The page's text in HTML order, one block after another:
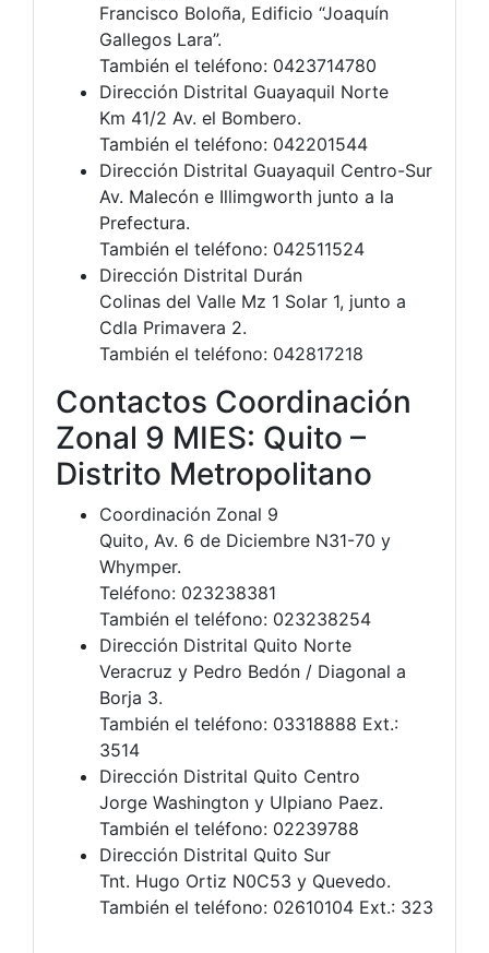
Francisco Boloña, Edificio “Joaquín
Gallegos Lara”.
También el teléfono: 0423714780
Dirección Distrital Guayaquil Norte
Km 41/2 Av. el Bombero.
También el teléfono: 042201544
Dirección Distrital Guayaquil Centro-Sur
Av. Malecón e Illimgworth junto a la
Prefectura.
También el teléfono: 042511524
Dirección Distrital Durán
Colinas del Valle Mz 1 Solar 1, junto a
Cdla Primavera 2.
También el teléfono: 042817218
Contactos Coordinación
Zonal 9 MIES: Quito –
Distrito Metropolitano
Coordinación Zonal 9
Quito, Av. 6 de Diciembre N31-70 y
Whymper.
Teléfono: 023238381
También el teléfono: 023238254
Dirección Distrital Quito Norte
Veracruz y Pedro Bedón / Diagonal a
Borja 3.
También el teléfono: 03318888 Ext.:
3514
Dirección Distrital Quito Centro
Jorge Washington y Ulpiano Paez.
También el teléfono: 02239788
Dirección Distrital Quito Sur
Tnt. Hugo Ortiz N0C53 y Quevedo.
También el teléfono: 02610104 Ext.: 323